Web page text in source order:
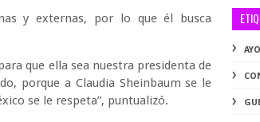
y externas, por lo que él busca
que ella sea nuestra presidenta de
porque a Claudia Sheinbaum se le
se le respeta”, puntualizó.